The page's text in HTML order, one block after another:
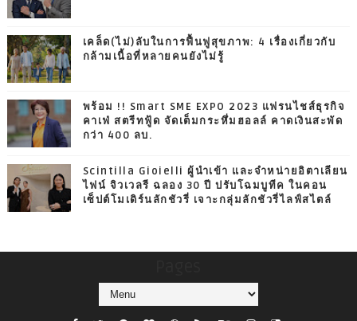
เคล็ด(ไม่)ลับในการฟื้นฟูสุขภาพ: 4 เรื่องเกี่ยวกับ
กล้ามเนื้อที่หลายคนยังไม่รู้
พร้อม !! Smart SME EXPO 2023 แฟรนไชส์ธุรกิจ
คาเฟ่ สตรีทฟู้ด จัดเต็มกระหึ่มฮอลล์ คาดเงินสะพัด
กว่า 400 ลบ.
Scintilla Gioielli ผู้นำเข้า และจำหน่ายอิตาเลียน
ไฟน์ จิวเวลรี ฉลอง 30 ปี ปรับโฉมบูทีค ในคอน
เซ็ปต์โมเดิร์นลักชัวรี่ เจาะกลุ่มลักชัวรี่ไลฟ์สไตล์